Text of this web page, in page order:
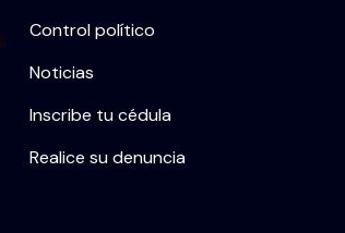
Control político
Noticias
Inscribe tu cédula
Realice su denuncia